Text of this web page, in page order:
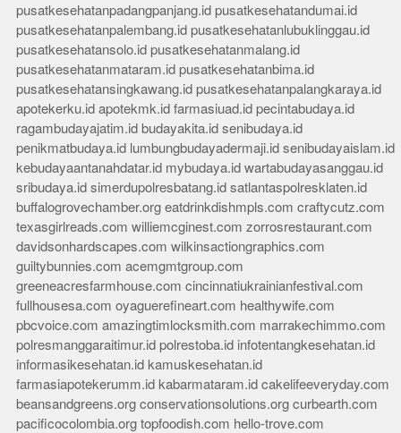
pusatkesehatanpadangpanjang.id pusatkesehatandumai.id
pusatkesehatanpalembang.id pusatkesehatanlubuklinggau.id
pusatkesehatansolo.id pusatkesehatanmalang.id
pusatkesehatanmataram.id pusatkesehatanbima.id
pusatkesehatansingkawang.id pusatkesehatanpalangkaraya.id
apotekerku.id apotekmk.id farmasiuad.id pecintabudaya.id
ragambudayajatim.id budayakita.id senibudaya.id
penikmatbudaya.id lumbungbudayadermaji.id senibudayaislam.id
kebudayaantanahdatar.id mybudaya.id wartabudayasanggau.id
sribudaya.id simerdupolresbatang.id satlantaspolresklaten.id
buffalogrovechamber.org eatdrinkdishmpls.com craftycutz.com
texasgirlreads.com williemcginest.com zorrosrestaurant.com
davidsonhardscapes.com wilkinsactiongraphics.com
guiltybunnies.com acemgmtgroup.com
greeneacresfarmhouse.com cincinnatiukrainianfestival.com
fullhousesa.com oyaguerefineart.com healthywife.com
pbcvoice.com amazingtimlocksmith.com marrakechimmo.com
polresmanggaraitimur.id polrestoba.id infotentangkesehatan.id
informasikesehatan.id kamuskesehatan.id
farmasiapotekerumm.id kabarmataram.id cakelifeeveryday.com
beansandgreens.org conservationsolutions.org curbearth.com
pacificocolombia.org topfoodish.com hello-trove.com